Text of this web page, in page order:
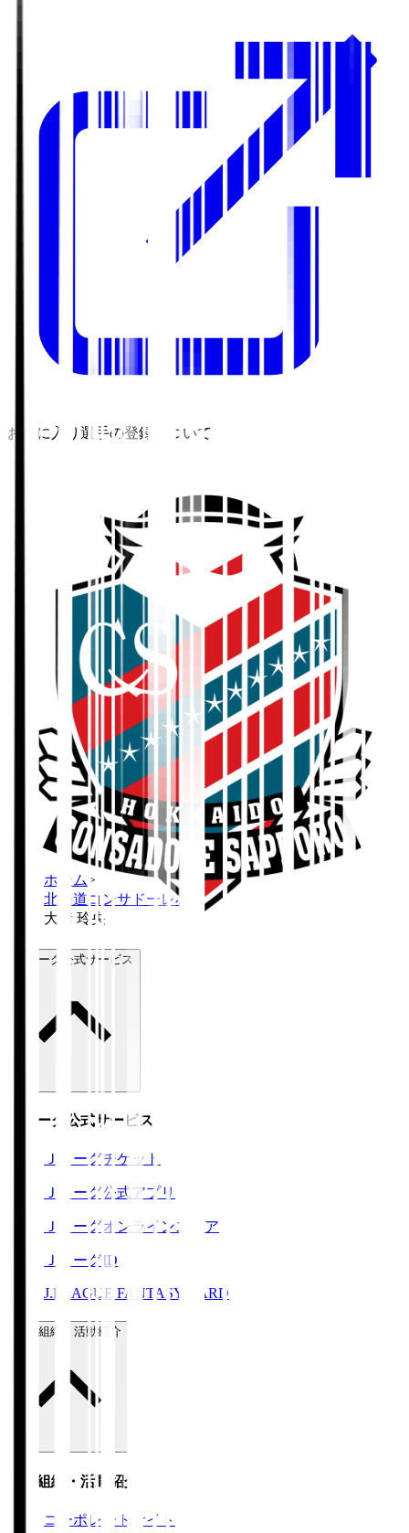
お気に入り選手の登録について
ホーム >
北海道コンサドーレ札幌 >
大﨑 玲央
Ｊリーグ公式サービス
Ｊリーグ公式サービス
Ｊリーグチケット
Ｊリーグ公式アプリ
Ｊリーグオンラインストア
ＪリーグID
J.LEAGUE FANTASY CARD
運営組織・活動紹介
運営組織・活動紹介
コーポレートサイト